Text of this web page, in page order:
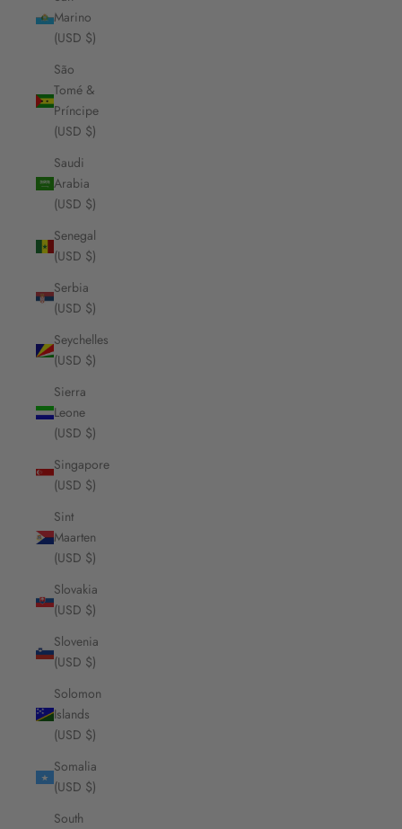
Marino
(USD $)
São
Tomé &
Príncipe
(USD $)
Saudi
Arabia
(USD $)
Senegal
(USD $)
Serbia
(USD $)
Seychelles
(USD $)
Sierra
Leone
(USD $)
Singapore
(USD $)
Sint
Maarten
(USD $)
Slovakia
(USD $)
Slovenia
(USD $)
Solomon
Islands
(USD $)
Somalia
(USD $)
South